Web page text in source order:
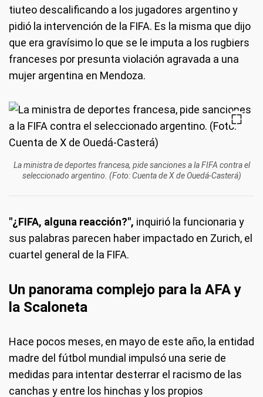
tiuteo descalificando a los jugadores argentino y
pidió la intervención de la FIFA. Es la misma que dijo
que era gravísimo lo que se le imputa a los rugbiers
franceses por presunta violación agravada a una
mujer argentina en Mendoza.
La ministra de deportes francesa, pide sanciones a la FIFA contra el
seleccionado argentino. (Foto: Cuenta de X de Ouedá-Casterá)
"¿FIFA, alguna reacción?", inquirió la funcionaria y
sus palabras parecen haber impactado en Zurich, el
cuartel general de la FIFA.
Un panorama complejo para la AFA y
la Scaloneta
Hace pocos meses, en mayo de este año, la entidad
madre del fútbol mundial impulsó una serie de
medidas para intentar desterrar el racismo de las
canchas y entre los hinchas y los propios